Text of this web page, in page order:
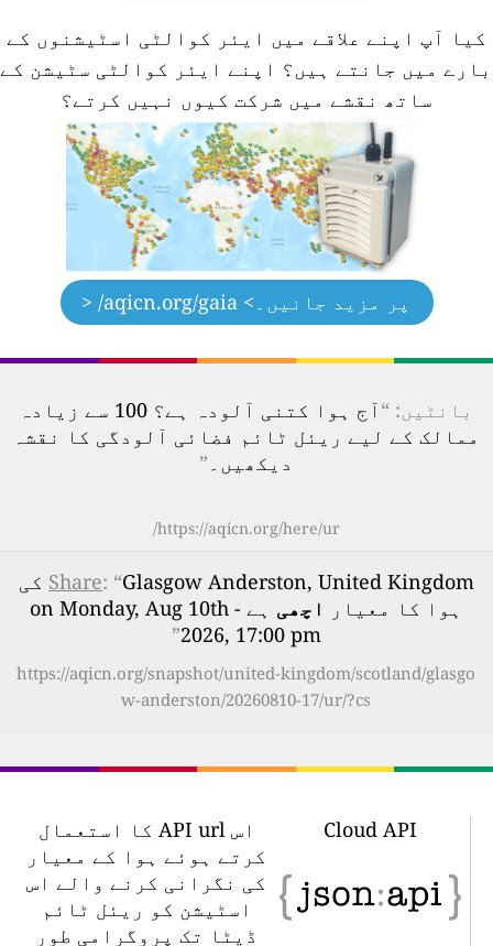
کیا آپ اپنے علاقے میں ایئر کوالٹی اسٹیشنوں کے
میں جانتے ہیں؟
اپنے ایئر کوالٹی سٹیشن کے
ساتھ نقشے میں شرکت کیوں نہیں کرتے؟
پر مزید جانیں۔ > aqicn.org/gaia/ <
بانٹیں: “
آج ہوا کتنی آلودہ ہے؟ 100 سے زیادہ
ممالک کے لیے ریئل ٹائم فضائی آلودگی کا نقشہ
دیکھیں۔ ”
https://aqicn.org/here/ur/
Share : “
Glasgow Anderston, United Kingdom کی
ہوا کا معیار
اچھی
ہے - on Monday, Aug 10th
2026, 17:00 pm
”
https://aqicn.org/snapshot/united-kingdom/scotland/glasgo
w-anderston/20260810-17/ur/?cs
Cloud API
اس API url کا استعمال
کرتے ہوئے ہوا کے معیار
کی نگرانی کرنے والے اس
اسٹیشن کو ریئل ٹائم
ڈیٹا تک پروگرامی طور